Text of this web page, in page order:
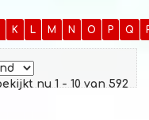
K L M N O P Q
nu 1 - 10 van 592